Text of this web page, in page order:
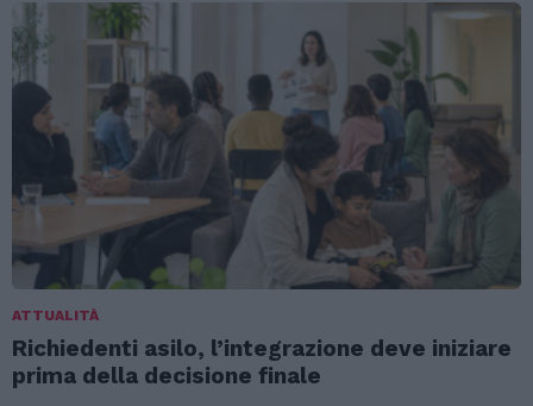
ATTUALITÀ
Richiedenti asilo, l’integrazione deve iniziare
prima della decisione finale